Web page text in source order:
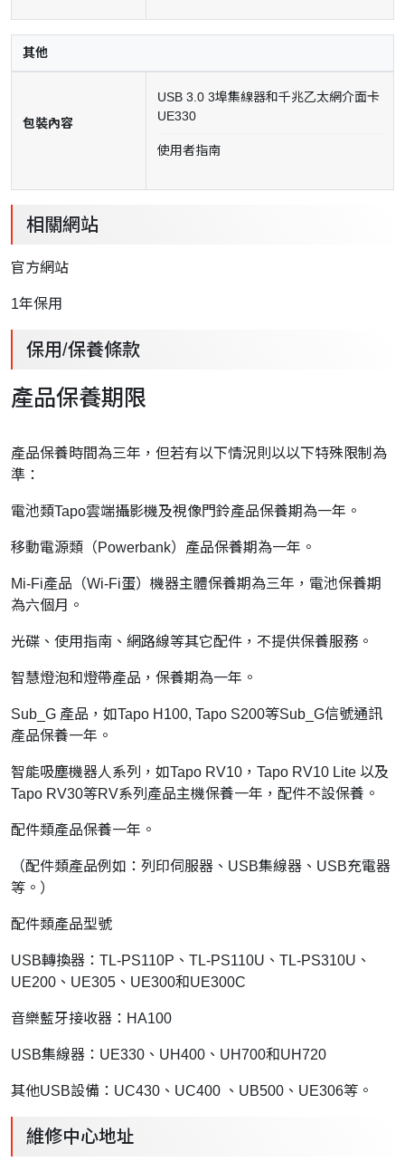
其他
包裝內容
USB 3.0 3埠集線器和千兆乙太網介面卡
UE330
使用者指南
相關網站
官方網站
1年保用
保用/保養條款
產品保養期限
產品保養時間為三年，但若有以下情況則以以下特殊限制為
準：
電池類Tapo雲端攝影機及視像門鈴產品保養期為一年。
移動電源類（Powerbank）產品保養期為一年。
Mi-Fi產品（Wi-Fi蛋）機器主體保養期為三年，電池保養期
為六個月。
光碟、使用指南、網路線等其它配件，不提供保養服務。
智慧燈泡和燈帶產品，保養期為一年。
Sub_G 產品，如Tapo H100, Tapo S200等Sub_G信號通訊
產品保養一年。
智能吸塵機器人系列，如Tapo RV10，Tapo RV10 Lite 以及
Tapo RV30等RV系列產品主機保養一年，配件不設保養。
配件類產品保養一年。
（配件類產品例如：列印伺服器、USB集線器、USB充電器
等。）
配件類產品型號
USB轉換器：TL-PS110P、TL-PS110U、TL-PS310U、
UE200、UE305、UE300和UE300C
音樂藍牙接收器：HA100
USB集線器：UE330、UH400、UH700和UH720
其他USB設備：UC430、UC400 、UB500、UE306等。
維修中心地址